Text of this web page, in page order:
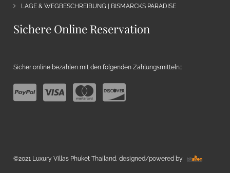
LAGE & WEGBESCHREIBUNG | BISMARCKS PARADISE
Sichere Online Reservation
Sicher online bezahlen mit den folgenden Zahlungsmitteln::
©2021 Luxury Villas Phuket Thailand, designed/powered by